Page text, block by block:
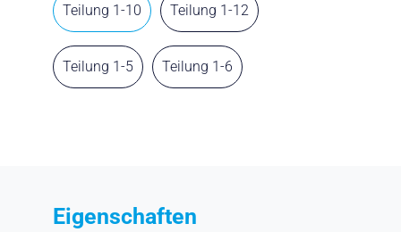
Teilung 1-10 Teilung 1-12
Teilung 1-5 Teilung 1-6
Eigenschaften